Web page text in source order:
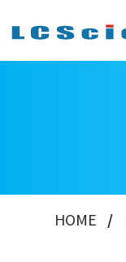
HOME